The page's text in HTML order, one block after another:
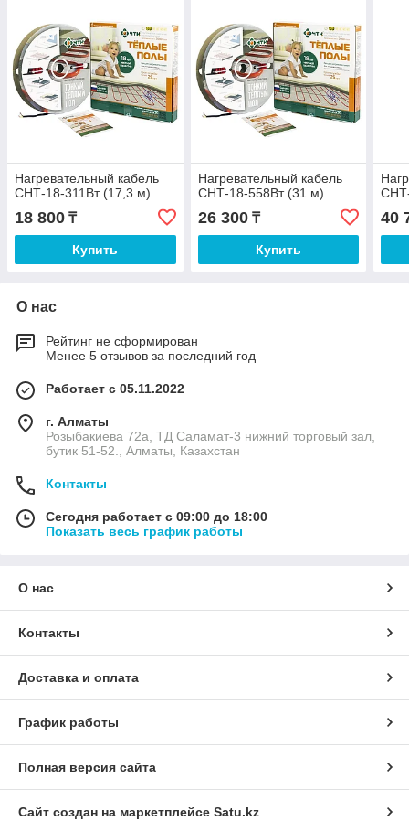
Нагревательный кабель
СНТ-18-311Вт (17,3 м)
18 800 ₸
Купить
Нагревательный кабель
СНТ-18-558Вт (31 м)
26 300₸
Купить
40
О нас
Рейтинг не сформирован
Менее 5 отзывов за последний год
Работает с 05.11.2022
г. Алматы
Розыбакиева 72а, ТД Саламат-3 нижний торговый зал,
бутик 51-52., Алматы, Казахстан
Контакты
Сегодня работает с 09:00 до 18:00
Показать весь график работы
О нас
Контакты
Доставка и оплата
График работы
Полная версия сайта
Сайт создан на маркетплейсе Satu.kz